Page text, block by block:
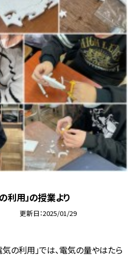
利用」の授業より
更新日 2025/01/29
の利用」では、電気の量やはたら